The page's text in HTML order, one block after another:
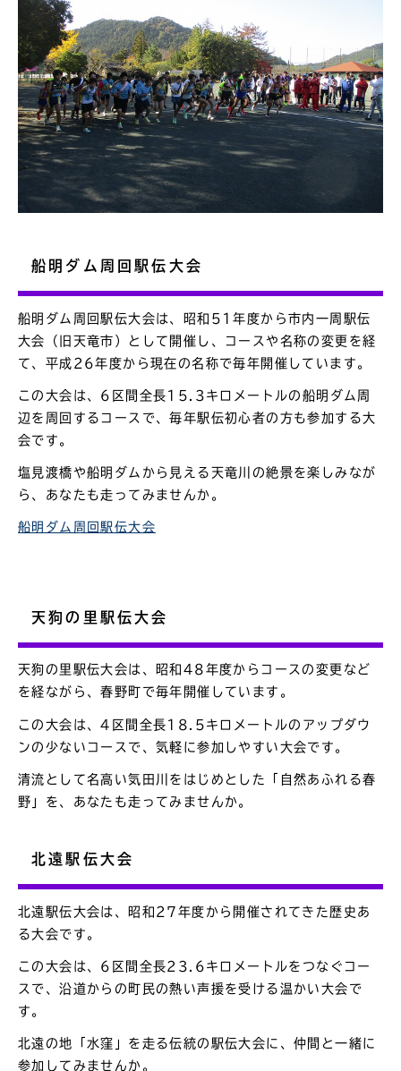
船明ダム周回駅伝大会
船明ダム周回駅伝大会は、昭和51年度から市内一周駅伝
大会（旧天竜市）として開催し、コースや名称の変更を経
て、平成26年度から現在の名称で毎年開催しています。
この大会は、6区間全長15.3キロメートルの船明ダム周
辺を周回するコースで、毎年駅伝初心者の方も参加する大
会です。
塩見渡橋や船明ダムから見える天竜川の絶景を楽しみなが
ら、あなたも走ってみませんか。
船明ダム周回駅伝大会
天狗の里駅伝大会
天狗の里駅伝大会は、昭和48年度からコースの変更など
を経ながら、春野町で毎年開催しています。
この大会は、4区間全長18.5キロメートルのアップダウ
ンの少ないコースで、気軽に参加しやすい大会です。
清流として名高い気田川をはじめとした「自然あふれる春
野」を、あなたも走ってみませんか。
北遠駅伝大会
北遠駅伝大会は、昭和27年度から開催されてきた歴史あ
る大会です。
この大会は、6区間全長23.6キロメートルをつなぐコー
スで、沿道からの町民の熱い声援を受ける温かい大会で
す。
北遠の地「水窪」を走る伝統の駅伝大会に、仲間と一緒に
参加してみませんか。